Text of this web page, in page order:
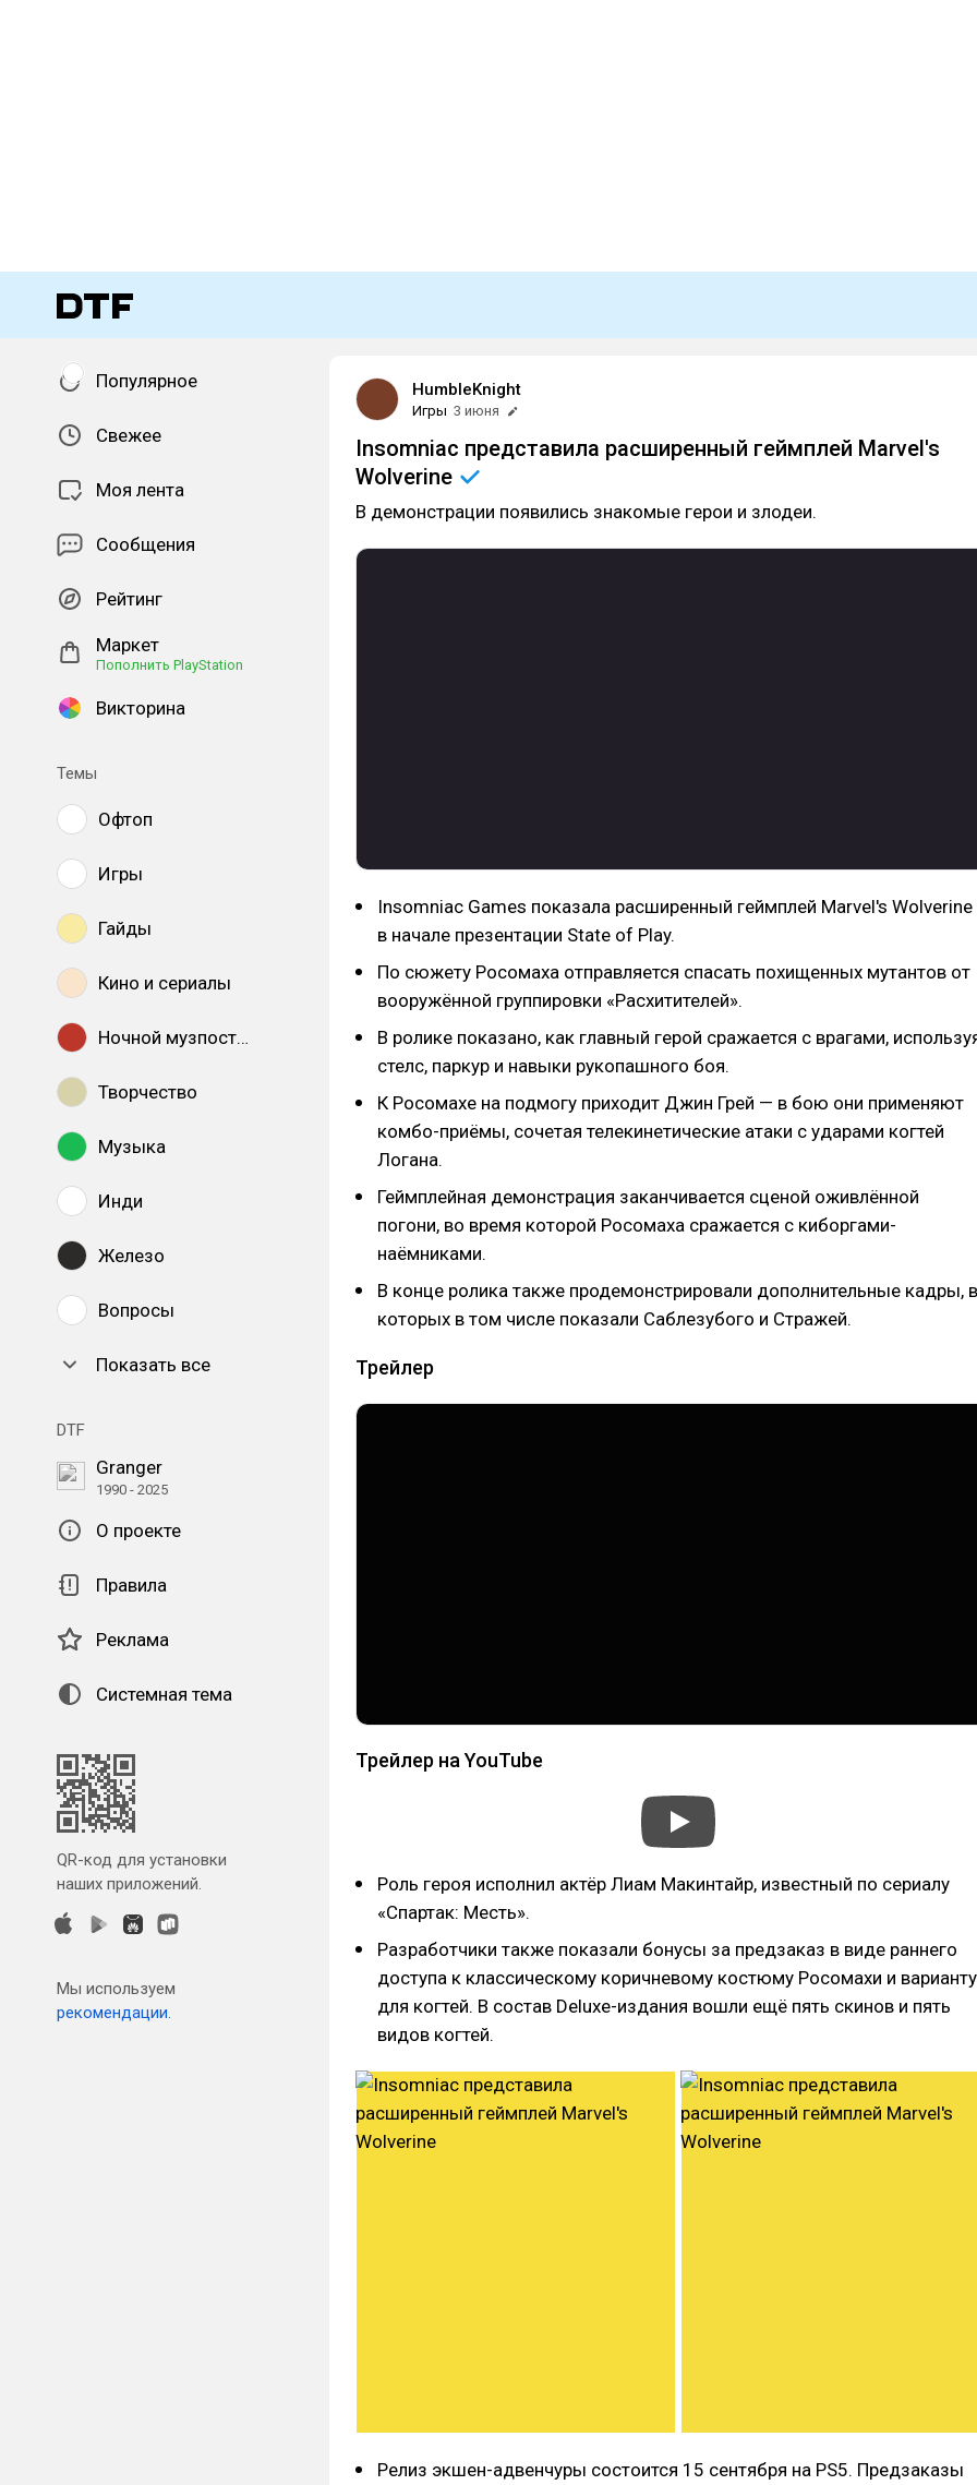
Популярное
Свежее
Моя лента
Сообщения
Рейтинг
Маркет
Пополнить PlayStation
Викторина
Темы
Офтоп
Игры
Гайды
Кино и сериалы
Ночной музпостинг
Творчество
Музыка
Инди
Железо
Вопросы
Показать все
DTF
Granger
1990 - 2025
О проекте
Правила
Реклама
Системная тема
QR-код для установки
наших приложений.
Мы используем
рекомендации.
HumbleKnight
Игры 3 июня
Insomniac представила расширенный геймплей Marvel's
Wolverine
В демонстрации появились знакомые герои и злодеи.
Insomniac Games показала расширенный геймплей Marvel's Wolverine
в начале презентации State of Play.
По сюжету Росомаха отправляется спасать похищенных мутантов от
вооружённой группировки «Расхитителей».
В ролике показано, как главный герой сражается с врагами,
стелс, паркур и навыки рукопашного боя.
К Росомахе на подмогу приходит Джин Грей — в бою они применяют
комбо-приёмы, сочетая телекинетические атаки с ударами когтей
Логана.
Геймплейная демонстрация заканчивается сценой оживлённой
погони, во время которой Росомаха сражается с киборгами-
наёмниками.
В конце ролика также продемонстрировали дополнительные кадры, в
которых в том числе показали Саблезубого и Стражей.
Трейлер
Трейлер на YouTube
Роль героя исполнил актёр Лиам Макинтайр, известный по сериалу
«Спартак: Месть».
Разработчики также показали бонусы за предзаказ в виде раннего
доступа к классическому коричневому костюму Росомахи и варианту
для когтей. В состав Deluxe-издания вошли ещё пять скинов и пять
видов когтей.
Релиз экшен-адвенчуры состоится 15 сентября на PS5. Предзаказы